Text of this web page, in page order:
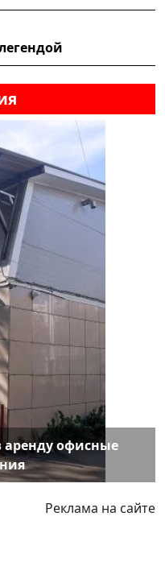
аренду офисные
Реклама на сайте